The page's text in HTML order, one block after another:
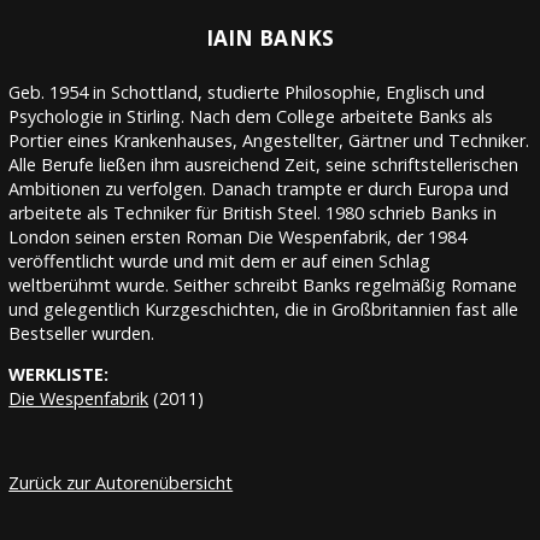
IAIN BANKS
Geb. 1954 in Schottland, studierte Philosophie, Englisch und
Psychologie in Stirling. Nach dem College arbeitete Banks als
Portier eines Krankenhauses, Angestellter, Gärtner und Techniker.
Alle Berufe ließen ihm ausreichend Zeit, seine schriftstellerischen
Ambitionen zu verfolgen. Danach trampte er durch Europa und
arbeitete als Techniker für British Steel. 1980 schrieb Banks in
London seinen ersten Roman Die Wespenfabrik, der 1984
veröffentlicht wurde und mit dem er auf einen Schlag
weltberühmt wurde. Seither schreibt Banks regelmäßig Romane
und gelegentlich Kurzgeschichten, die in Großbritannien fast alle
Bestseller wurden.
WERKLISTE:
Die Wespenfabrik (2011)
Zurück zur Autorenübersicht